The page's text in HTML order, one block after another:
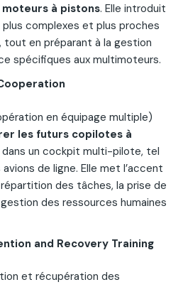
moteurs à pistons. Elle introduit
complexes et plus proches
en préparant à la gestion
spécifiques aux multimoteurs.
en équipage multiple)
les futurs copilotes à
dans un cockpit multi-pilote, tel
de ligne. Elle met l’accent
des tâches, la prise de
des ressources humaines
and Recovery Training
et récupération des